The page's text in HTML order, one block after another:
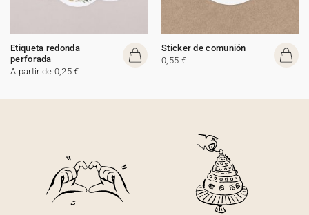
Etiqueta redonda
perforada
A partir de 0,25 €
Sticker de comunión
0,55 €